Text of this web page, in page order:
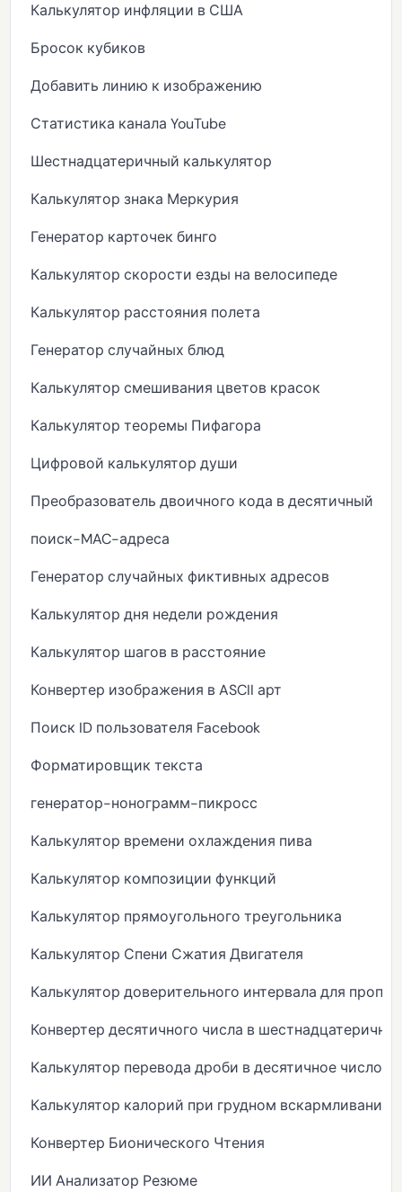
Калькулятор инфляции в США
Бросок кубиков
Добавить линию к изображению
Статистика канала YouTube
Шестнадцатеричный калькулятор
Калькулятор знака Меркурия
Генератор карточек бинго
Калькулятор скорости езды на велосипеде
Калькулятор расстояния полета
Генератор случайных блюд
Калькулятор смешивания цветов красок
Калькулятор теоремы Пифагора
Цифровой калькулятор души
Преобразователь двоичного кода в десятичный
поиск-MAC-адреса
Генератор случайных фиктивных адресов
Калькулятор дня недели рождения
Калькулятор шагов в расстояние
Конвертер изображения в ASCII арт
Поиск ID пользователя Facebook
Форматировщик текста
генератор-нонограмм-пикросс
Калькулятор времени охлаждения пива
Калькулятор композиции функций
Калькулятор прямоугольного треугольника
Калькулятор Спени Сжатия Двигателя
Калькулятор доверительного интервала для
Конвертер десятичного числа в
Калькулятор перевода дроби в десятичное число
Калькулятор калорий при грудном вскармливании
Конвертер Бионического Чтения
ИИ Анализатор Резюме